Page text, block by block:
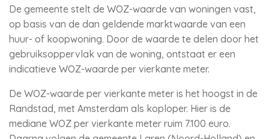
De gemeente stelt de WOZ-waarde van woningen vast,
op basis van de dan geldende marktwaarde van een
huur- of koopwoning. Door de waarde te delen door het
gebruiksoppervlak van de woning, ontstaat er een
indicatieve WOZ-waarde per vierkante meter.
De WOZ-waarde per vierkante meter is het hoogst in de
Randstad, met Amsterdam als koploper. Hier is de
mediane WOZ per vierkante meter ruim 7.100 euro.